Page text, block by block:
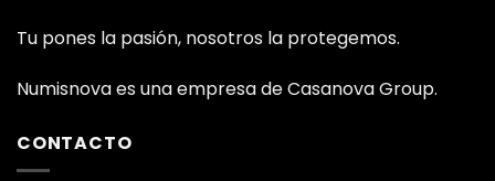
Tu pones la pasión, nosotros la protegemos.
Numisnova es una empresa de Casanova Group.
CONTACTO